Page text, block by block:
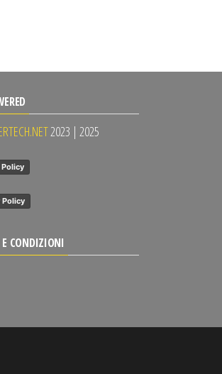
2023 | 2025
Policy
CONDIZIONI